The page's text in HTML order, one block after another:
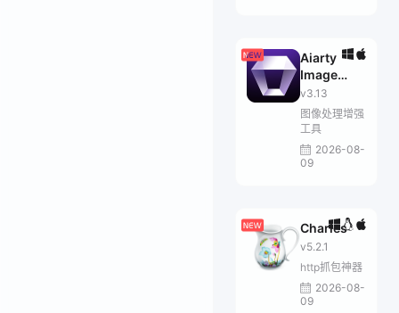
Aiarty
Image
Enhancer
v3.13
图像处理增强
工具
2026-08-
09
Charles
v5.2.1
http抓包神器
2026-08-
09